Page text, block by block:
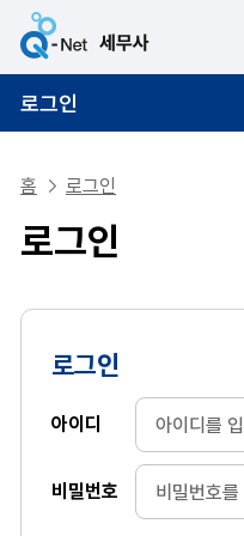
로그인
홈 로그인
로그인
로그인
아이디
비밀번호